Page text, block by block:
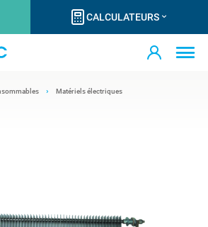
CALCULATEURS
Matériels électriques